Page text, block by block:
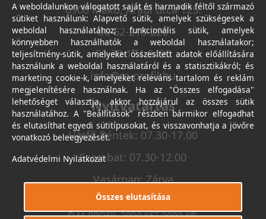
6900 Makó, Aradi utca 125.
06-62-213-220
06-30-174-9490
info@m-profil.hu
Nyitvatartás
Hétfő-Péntek: 07.30-17.00
Szombat: 07.30-12.00
Vasárnap: Zárva
© M-PROFIL 2000 KFT 2000 Kft.
A weboldalunkon válogatott saját és harmadik féltől származó
sütiket használunk: Alapvető sütik, amelyek szükségesek a
weboldal használatához; funkcionális sütik, amelyek
könnyebben használhatók a weboldal használatakor;
teljesítmény-sütik, amelyeket összesített adatok előállítására
használunk a weboldal használatáról és a statisztikákról; és
marketing cookie-k, amelyeket releváns tartalom és reklám
megjelenítésére használnak. Ha az "Összes elfogadása"
lehetőséget választja, akkor hozzájárul az összes sütik
használatához. A "Beállítások" részben bármikor elfogadhat
és elutasíthat egyedi sütitípusokat, és visszavonhatja a jövőre
vonatkozó beleegyezését.
Adatvédelmi Nyilatkozat
Összes elutasítása